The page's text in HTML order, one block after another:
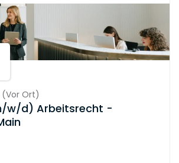
(Vor Ort)
w/d) Arbeitsrecht -